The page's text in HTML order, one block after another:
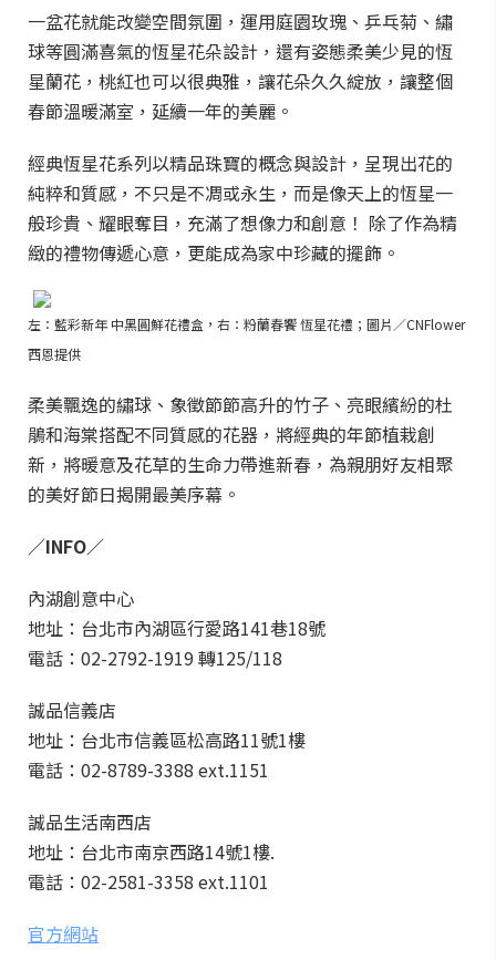
一盆花就能改變空間氛圍，運用庭園玫瑰、乒乓菊、繡
球等圓滿喜氣的恆星花朵設計，還有姿態柔美少見的恆
星蘭花，桃紅也可以很典雅，讓花朵久久綻放，讓整個
春節溫暖滿室，延續一年的美麗。
經典恆星花系列以精品珠寶的概念與設計，呈現出花的
純粹和質感，不只是不凋或永生，而是像天上的恆星一
般珍貴、耀眼奪目，充滿了想像力和創意！ 除了作為精
緻的禮物傳遞心意，更能成為家中珍藏的擺飾。
左：藍彩新年 中黑圓鮮花禮盒，右：粉蘭春饗 恆星花禮；圖片／CNFlower
西恩提供
柔美飄逸的繡球、象徵節節高升的竹子、亮眼繽紛的杜
鵑和海棠搭配不同質感的花器，將經典的年節植栽創
新，將暖意及花草的生命力帶進新春，為親朋好友相聚
的美好節日揭開最美序幕。
／INFO／
內湖創意中心
地址：台北市內湖區行愛路141巷18號
電話：02-2792-1919 轉125/118
誠品信義店
地址：台北市信義區松高路11號1樓
電話：02-8789-3388 ext.1151
誠品生活南西店
地址：台北市南京西路14號1樓.
電話：02-2581-3358 ext.1101
官方網站